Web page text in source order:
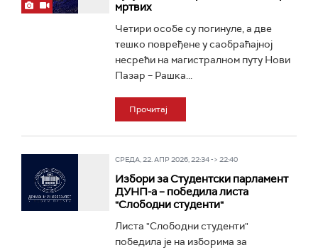
мртвих
Четири особе су погинуле, а две
тешко повређене у саобраћајној
несрећи на магистралном путу Нови
Пазар – Рашка...
Прочитај
СРЕДА, 22. АПР 2026, 22:34 -> 22:40
Избори за Студентски парламент
ДУНП-а – победила листа
"Слободни студенти"
Листа "Слободни студенти"
победила је на изборима за